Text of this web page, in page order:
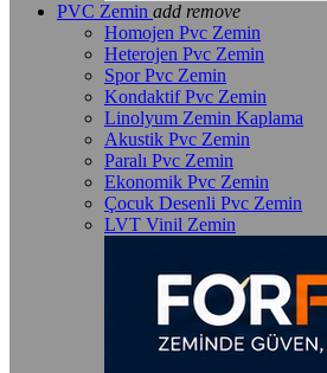
PVC Zemin add remove
Homojen Pvc Zemin
Heterojen Pvc Zemin
Spor Pvc Zemin
Kondaktif Pvc Zemin
Linolyum Zemin Kaplama
Akustik Pvc Zemin
Paralı Pvc Zemin
Ekonomik Pvc Zemin
Çocuk Desenli Pvc Zemin
LVT Vinil Zemin